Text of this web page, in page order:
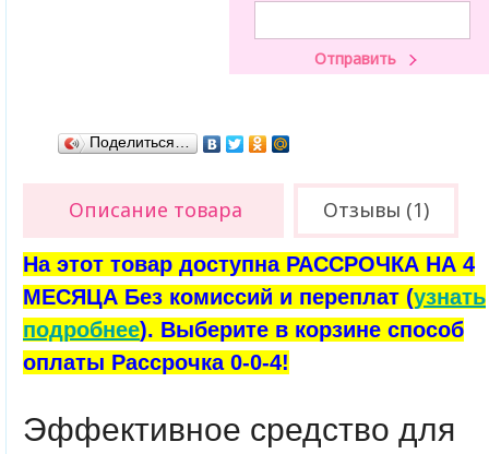
Поделиться…
Описание товара Отзывы (1)
На этот товар доступна РАССРОЧКА НА 4
МЕСЯЦА Без комиссий и переплат (узнать
подробнее). Выберите в корзине способ
оплаты Рассрочка 0-0-4!
Эффективное средство для